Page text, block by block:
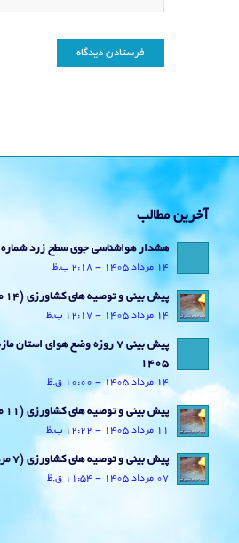
آخرین مطالب
هشدار هواشناسی جوی سطح زرد شماره 15 مورخ 14 مرداد 1405
14 مرداد 1405 - 2:18 ب.ظ
پیش بینی و توصیه های کشاورزی (14 مرداد ۱۴۰۵)
14 مرداد 1405 - 12:17 ب.ظ
1405
14 مرداد 1405 - 10:00 ق.ظ
پیش بینی و توصیه های کشاورزی (11 مرداد ۱۴۰۵)
11 مرداد 1405 - 12:22 ب.ظ
پیش بینی و توصیه های کشاورزی (7 مرداد ۱۴۰۵)
07 مرداد 1405 - 11:54 ق.ظ